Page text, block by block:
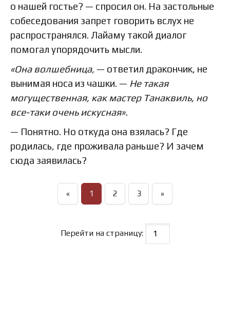
о нашей гостье? — спросил он. На застольные
собеседования запрет говорить вслух не
распространялся. Лайаму такой диалог
помогал упорядочить мысли.
«Она волшебница, — ответил дракончик, не
вынимая носа из чашки. — Не такая
могущественная, как мастер Танаквиль, но
все-таки очень искусная».
— Понятно. Но откуда она взялась? Где
родилась, где проживала раньше? И зачем
сюда заявилась?
« 1 2 3 »
Перейти на страницу: